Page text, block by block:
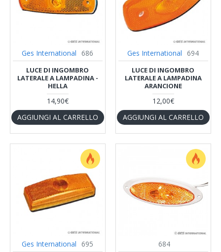
Ges International 686
LUCE DI INGOMBRO
LATERALE A LAMPADINA -
HELLA
14,90€
AGGIUNGI AL CARRELLO
Ges International 694
LUCE DI INGOMBRO
LATERALE A LAMPADINA
ARANCIONE
12,00€
AGGIUNGI AL CARRELLO
Ges International 695 684